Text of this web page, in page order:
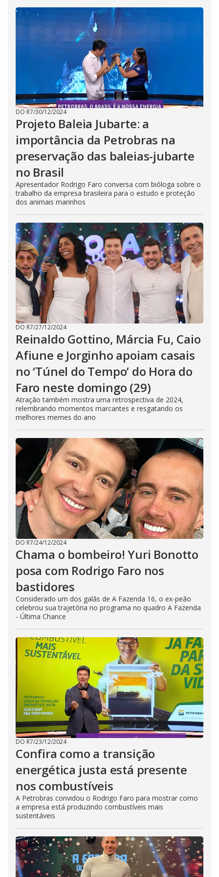
i
d
e
o
DO R7/30/12/2024
Projeto Baleia Jubarte: a
importância da Petrobras na
preservação das baleias-jubarte
no Brasil
Apresentador Rodrigo Faro conversa com bióloga sobre o
trabalho da empresa brasileira para o estudo e proteção
dos animais marinhos
DO R7/27/12/2024
Reinaldo Gottino, Márcia Fu, Caio
Afiune e Jorginho apoiam casais
no ‘Túnel do Tempo’ do Hora do
Faro neste domingo (29)
Atração também mostra uma retrospectiva de 2024,
relembrando momentos marcantes e resgatando os
melhores memes do ano
DO R7/24/12/2024
Chama o bombeiro! Yuri Bonotto
posa com Rodrigo Faro nos
bastidores
Considerado um dos galãs de A Fazenda 16, o ex-peão
celebrou sua trajetória no programa no quadro A Fazenda
- Última Chance
DO R7/23/12/2024
Confira como a transição
energética justa está presente
nos combustíveis
A Petrobras convidou o Rodrigo Faro para mostrar como
a empresa está produzindo combustíveis mais
sustentáveis